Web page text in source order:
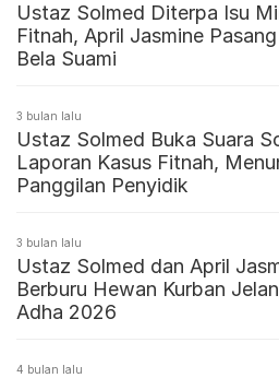
Ustaz Solmed Diterpa Isu
Fitnah, April Jasmine
Bela Suami
3 bulan lalu
Ustaz Solmed Buka Suara
Laporan Kasus Fitnah,
Panggilan Penyidik
3 bulan lalu
Ustaz Solmed dan April
Berburu Hewan Kurban
Adha 2026
4 bulan lalu